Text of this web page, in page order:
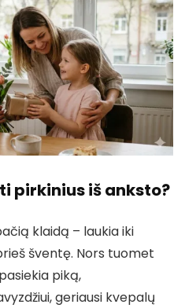
pirkinius iš anksto?
klaidą – laukia iki
šventę. Nors tuomet
pasiekia piką,
geriausi kvepalų